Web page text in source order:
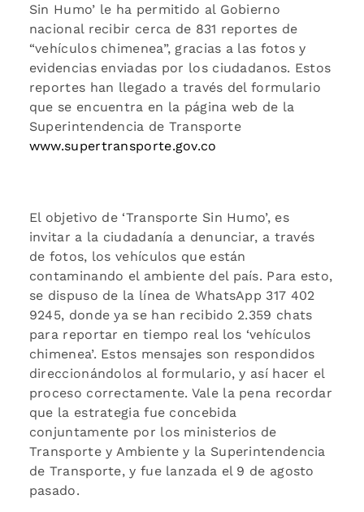
Sin Humo’ le ha permitido al Gobierno
nacional recibir cerca de 831 reportes de
“vehículos chimenea”, gracias a las fotos y
evidencias enviadas por los ciudadanos. Estos
reportes han llegado a través del formulario
que se encuentra en la página web de la
Superintendencia de Transporte
www.supertransporte.gov.co
El objetivo de ‘Transporte Sin Humo’, es
invitar a la ciudadanía a denunciar, a través
de fotos, los vehículos que están
contaminando el ambiente del país. Para esto,
se dispuso de la línea de WhatsApp 317 402
9245, donde ya se han recibido 2.359 chats
para reportar en tiempo real los ‘vehículos
chimenea’. Estos mensajes son respondidos
direccionándolos al formulario, y así hacer el
proceso correctamente. Vale la pena recordar
que la estrategia fue concebida
conjuntamente por los ministerios de
Transporte y Ambiente y la Superintendencia
de Transporte, y fue lanzada el 9 de agosto
pasado.